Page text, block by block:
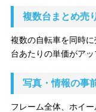
複数台まとめ売
複数の自転車を同時
台あたりの単価がアッ
写真・情報の事
フレーム全体、ホイ